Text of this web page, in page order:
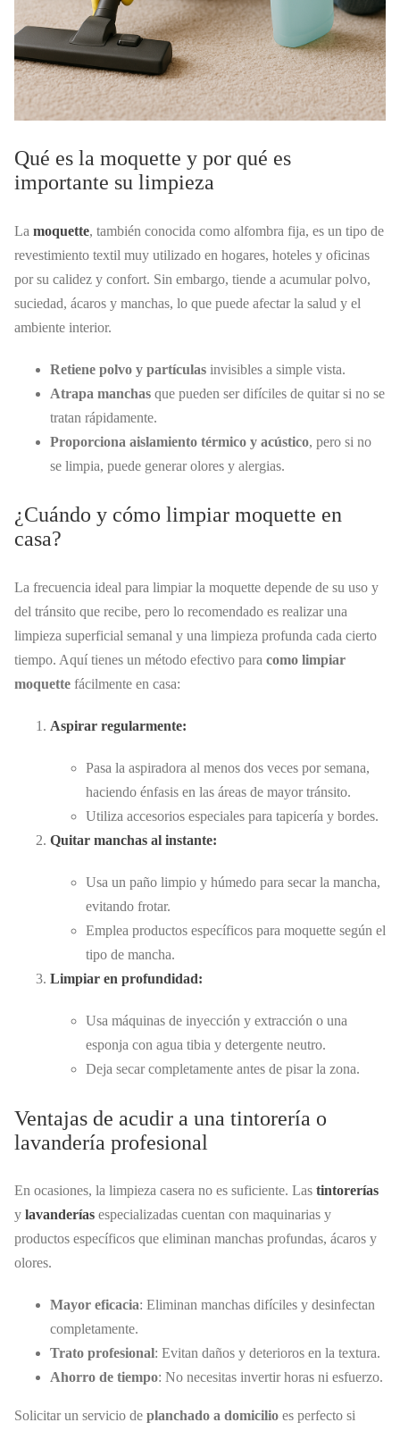
Qué es la moquette y por qué es
importante su limpieza
La moquette, también conocida como alfombra fija, es un tipo de
revestimiento textil muy utilizado en hogares, hoteles y oficinas
por su calidez y confort. Sin embargo, tiende a acumular polvo,
suciedad, ácaros y manchas, lo que puede afectar la salud y el
ambiente interior.
Retiene polvo y partículas invisibles a simple vista.
Atrapa manchas que pueden ser difíciles de quitar si no se
tratan rápidamente.
Proporciona aislamiento térmico y acústico, pero si no
se limpia, puede generar olores y alergias.
¿Cuándo y cómo limpiar moquette en
casa?
La frecuencia ideal para limpiar la moquette depende de su uso y
del tránsito que recibe, pero lo recomendado es realizar una
limpieza superficial semanal y una limpieza profunda cada cierto
tiempo. Aquí tienes un método efectivo para como limpiar
moquette fácilmente en casa:
Aspirar regularmente:
Pasa la aspiradora al menos dos veces por semana,
haciendo énfasis en las áreas de mayor tránsito.
Utiliza accesorios especiales para tapicería y bordes.
Quitar manchas al instante:
Usa un paño limpio y húmedo para secar la mancha,
evitando frotar.
Emplea productos específicos para moquette según el
tipo de mancha.
Limpiar en profundidad:
Usa máquinas de inyección y extracción o una
esponja con agua tibia y detergente neutro.
Deja secar completamente antes de pisar la zona.
Ventajas de acudir a una tintorería o
lavandería profesional
En ocasiones, la limpieza casera no es suficiente. Las tintorerías
y lavanderías especializadas cuentan con maquinarias y
productos específicos que eliminan manchas profundas, ácaros y
olores.
Mayor eficacia: Eliminan manchas difíciles y desinfectan
completamente.
Trato profesional: Evitan daños y deterioros en la textura.
Ahorro de tiempo: No necesitas invertir horas ni esfuerzo.
Solicitar un servicio de planchado a domicilio es perfecto si